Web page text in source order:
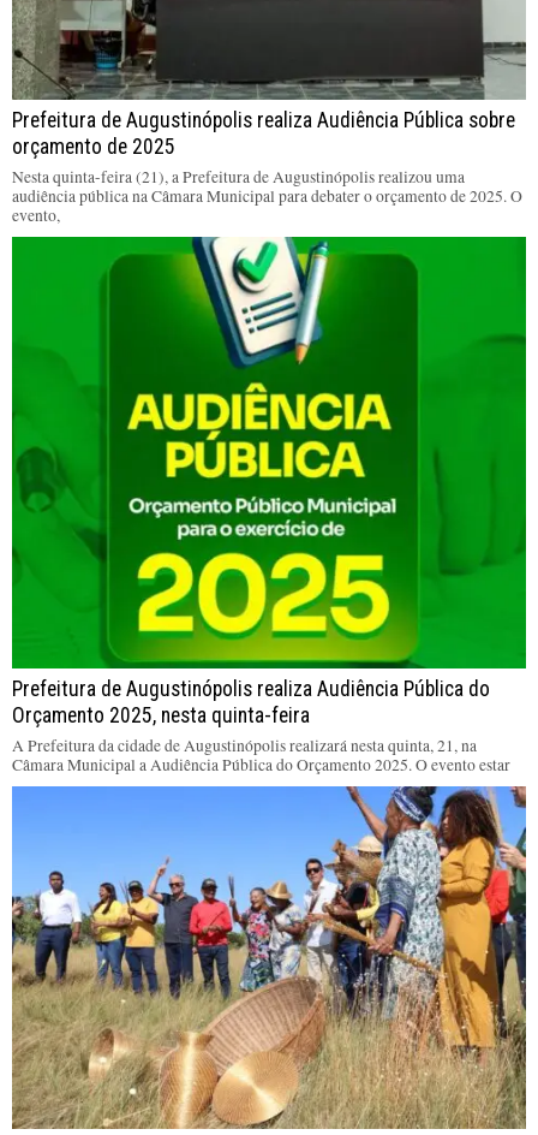
Prefeitura de Augustinópolis realiza Audiência Pública sobre
orçamento de 2025
Nesta quinta-feira (21), a Prefeitura de Augustinópolis realizou uma
audiência pública na Câmara Municipal para debater o orçamento de 2025. O
evento,
Prefeitura de Augustinópolis realiza Audiência Pública do
Orçamento 2025, nesta quinta-feira
A Prefeitura da cidade de Augustinópolis realizará nesta quinta, 21, na
Câmara Municipal a Audiência Pública do Orçamento 2025. O evento estar